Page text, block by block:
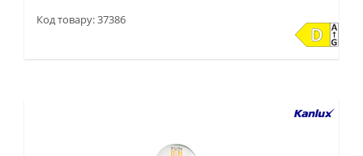
Код товару: 37386